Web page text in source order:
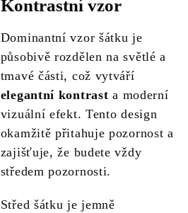
Kontrastní vzor
Dominantní vzor šátku je
působivě rozdělen na světlé a
tmavé části, což vytváří
elegantní kontrast a moderní
vizuální efekt. Tento design
okamžitě přitahuje pozornost a
zajišťuje, že budete vždy
středem pozornosti.
Střed šátku je jemně